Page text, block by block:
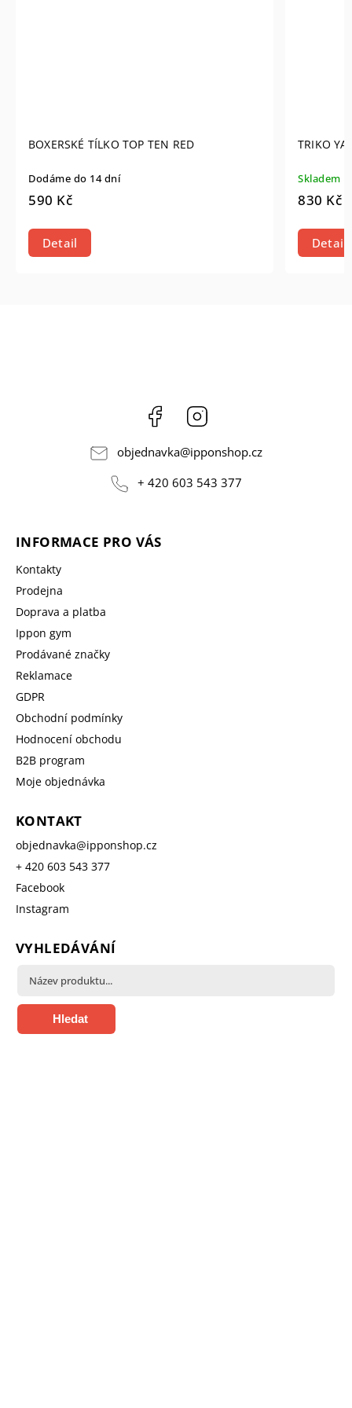
BOXERSKÉ TÍLKO TOP TEN RED
Dodáme do 14 dní
590 Kč
Detail
TRIKO
Skladem
830 Kč
Detail
Facebook
objednavka@ipponshop.cz
+ 420 603 543 377
INFORMACE PRO VÁS
Kontakty
Prodejna
Doprava a platba
Ippon gym
Prodávané značky
Reklamace
GDPR
Obchodní podmínky
Hodnocení obchodu
B2B program
Moje objednávka
KONTAKT
objednavka@ipponshop.cz
+ 420 603 543 377
Facebook
Instagram
VYHLEDÁVÁNÍ
Hledat